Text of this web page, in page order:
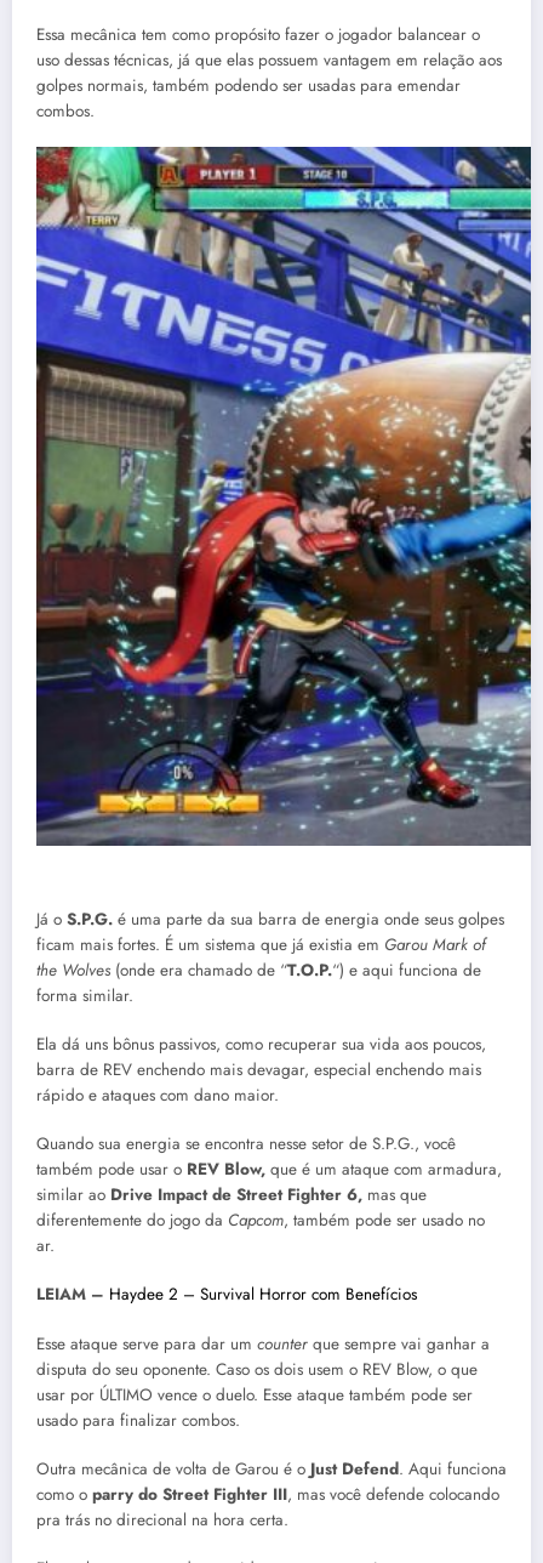
Essa mecânica tem como propósito fazer o jogador balancear o
uso dessas técnicas, já que elas possuem vantagem em relação aos
golpes normais, também podendo ser usadas para emendar
combos.
Já o S.P.G. é uma parte da sua barra de energia onde seus golpes
ficam mais fortes. É um sistema que já existia em Garou Mark of
the Wolves (onde era chamado de “T.O.P.“) e aqui funciona de
forma similar.
Ela dá uns bônus passivos, como recuperar sua vida aos poucos,
barra de REV enchendo mais devagar, especial enchendo mais
rápido e ataques com dano maior.
Quando sua energia se encontra nesse setor de S.P.G., você
também pode usar o REV Blow, que é um ataque com armadura,
similar ao Drive Impact de Street Fighter 6, mas que
diferentemente do jogo da Capcom, também pode ser usado no
ar.
LEIAM – Haydee 2 – Survival Horror com Benefícios
Esse ataque serve para dar um counter que sempre vai ganhar a
disputa do seu oponente. Caso os dois usem o REV Blow, o que
usar por ÚLTIMO vence o duelo. Esse ataque também pode ser
usado para finalizar combos.
Outra mecânica de volta de Garou é o Just Defend. Aqui funciona
como o parry do Street Fighter III, mas você defende colocando
pra trás no direcional na hora certa.